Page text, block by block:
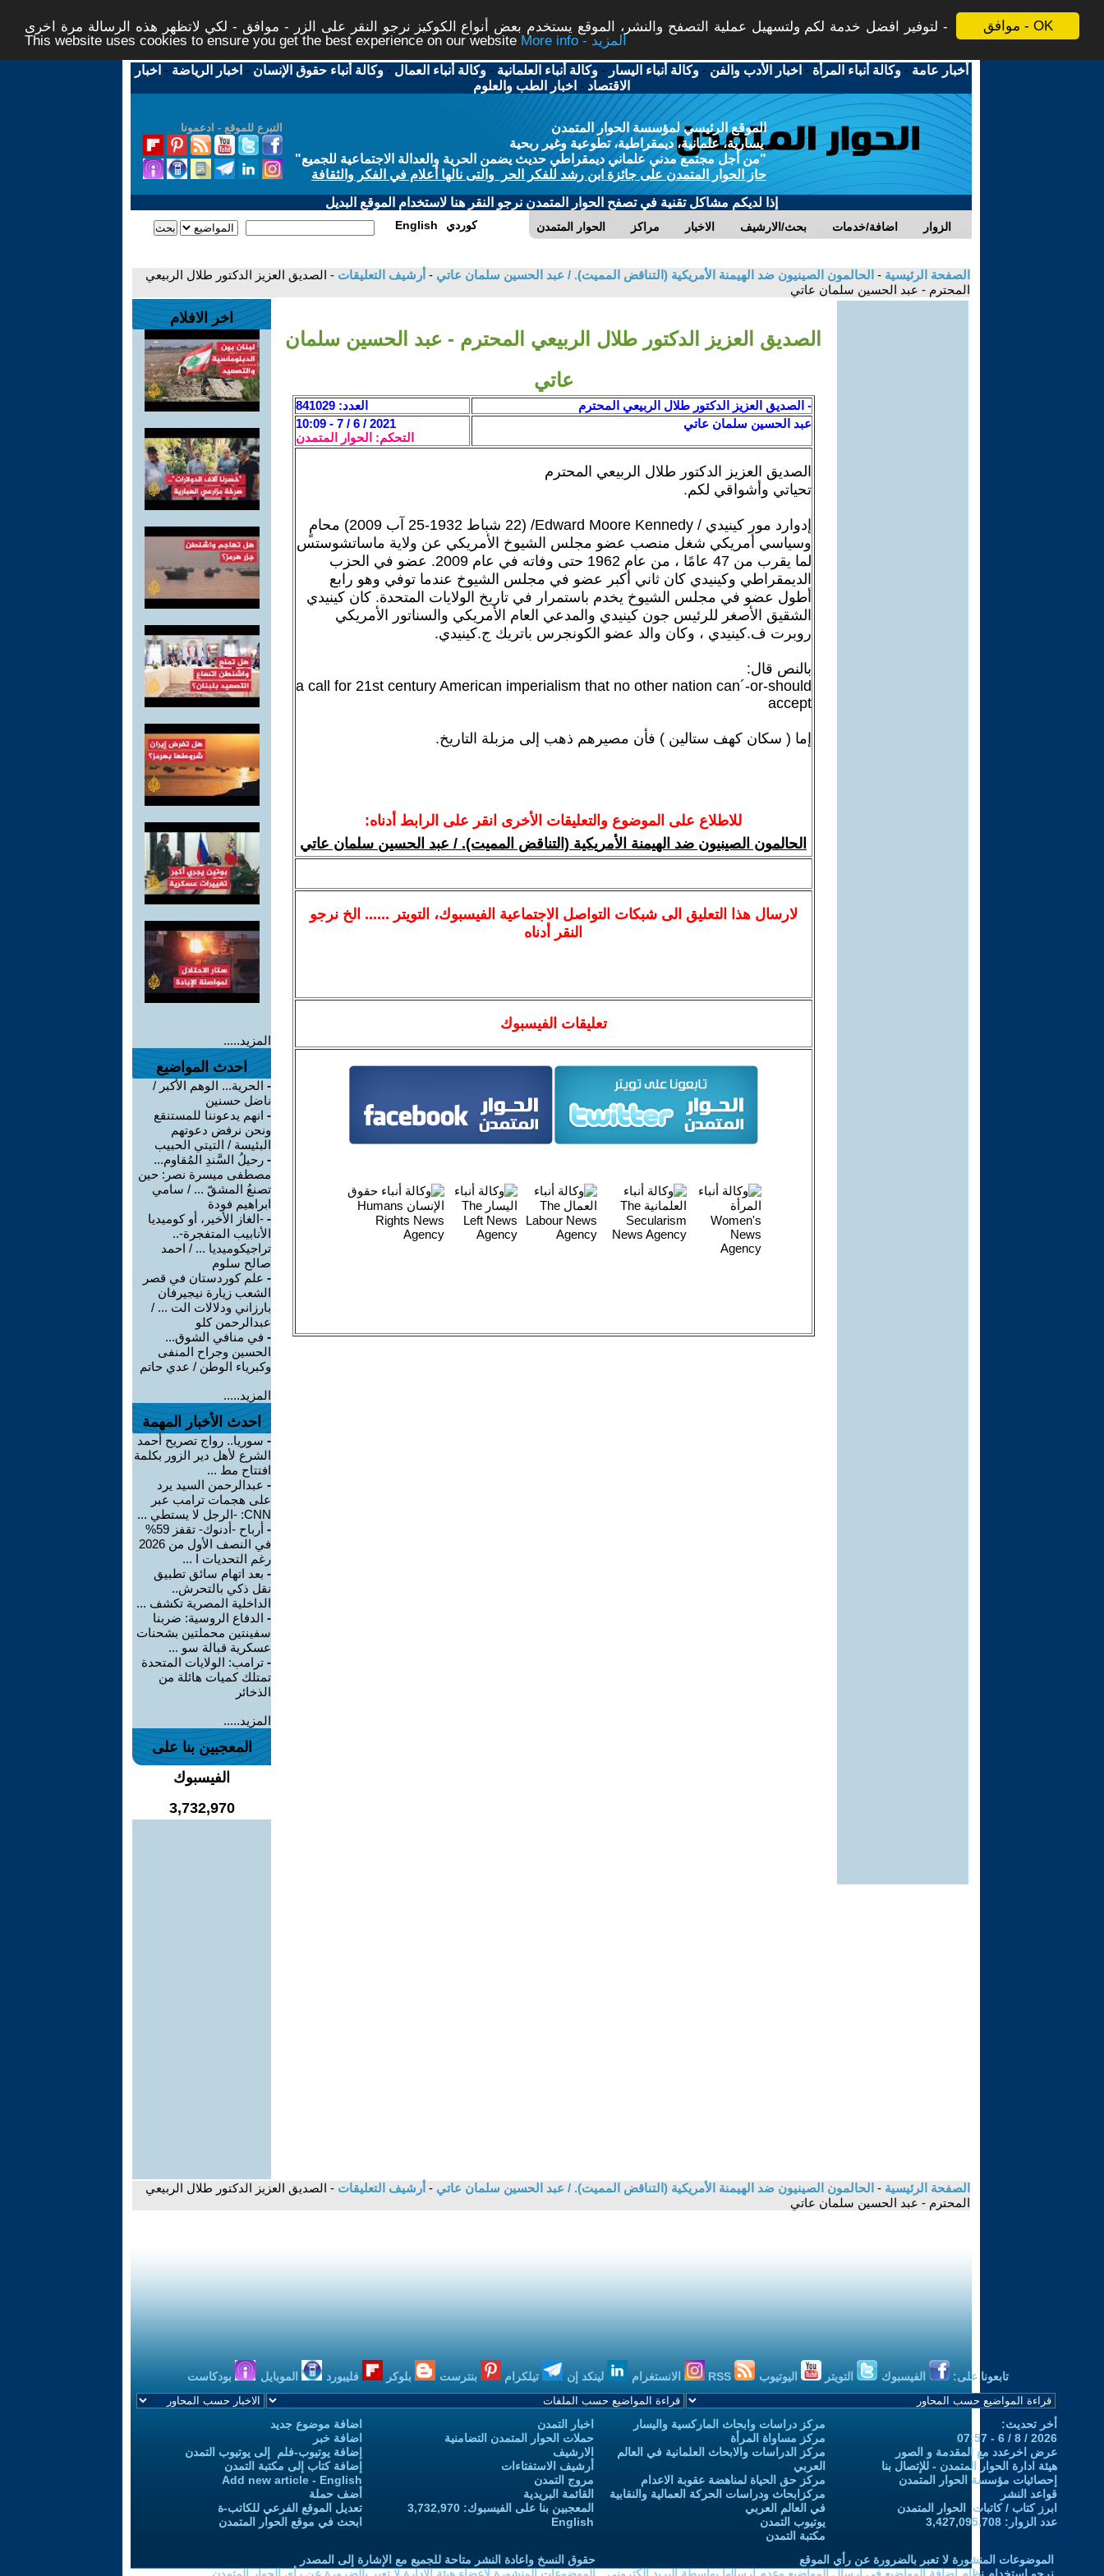
موافق - OK
لتوفير افضل خدمة لكم ولتسهيل عملية التصفح والنشر، الموقع يستخدم بعض أنواع الكوكيز نرجو النقر على الزر - موافق - لكي لاتظهر هذه الرسالة مرة اخرى -
This website uses cookies to ensure you get the best experience on our website
More info - المزيد
أخبار عامة -وكالة أنباء المرأة - اخبار الأدب والفن -وكالة أنباء اليسار -وكالة أنباء العلمانية -وكالة أنباء العمال -وكالة أنباء حقوق الإنسان - اخبار الرياضة - اخبار
الاقتصاد - اخبار الطب والعلوم
التبرع للموقع - ادعمونا
الموقع الرئيسي لمؤسسة الحوار المتمدن
يسارية، علمانية، ديمقراطية، تطوعية وغير ربحية
"من أجل مجتمع مدني علماني ديمقراطي حديث يضمن الحرية والعدالة الاجتماعية للجميع"
حاز الحوار المتمدن على جائزة ابن رشد للفكر الحر والتى نالها أعلام في الفكر والثقافة
إذا لديكم مشاكل تقنية في تصفح الحوار المتمدن نرجو النقر هنا لاستخدام الموقع البديل
الحوار المتمدن مراكز الاخبار بحث/الارشيف اضافة/خدمات الزوار English كوردي
الصفحة الرئيسية - الحالمون الصينيون ضد الهيمنة الأمريكية (التناقض المميت). / عبد الحسين سلمان عاتي - أرشيف التعليقات - الصديق العزيز الدكتور طلال الربيعي
المحترم - عبد الحسين سلمان عاتي
الصديق العزيز الدكتور طلال الربيعي المحترم - عبد الحسين سلمان
عاتي
- الصديق العزيز الدكتور طلال الربيعي المحترم
العدد: 841029
عبد الحسين سلمان عاتي
2021 / 6 / 7 - 10:09
التحكم: الحوار المتمدن
الصديق العزيز الدكتور طلال الربيعي المحترم
تحياتي وأشواقي لكم.
إدوارد مور كينيدي / Edward Moore Kennedy/ (22 شباط 1932-25 آب 2009) محامٍ
وسياسي أمريكي شغل منصب عضو مجلس الشيوخ الأمريكي عن ولاية ماساتشوستس
لما يقرب من 47 عامًا ، من عام 1962 حتى وفاته في عام 2009. عضو في الحزب
الديمقراطي وكينيدي كان ثاني أكبر عضو في مجلس الشيوخ عندما توفي وهو رابع
أطول عضو في مجلس الشيوخ يخدم باستمرار في تاريخ الولايات المتحدة. كان كينيدي
الشقيق الأصغر للرئيس جون كينيدي والمدعي العام الأمريكي والسناتور الأمريكي
روبرت ف.كينيدي ، وكان والد عضو الكونجرس باتريك ج.كينيدي.
بالنص قال:
a call for 21st century American imperialism that no other nation can´-or-should
accept
إما ( سكان كهف ستالين ) فأن مصيرهم ذهب إلى مزبلة التاريخ.
للاطلاع على الموضوع والتعليقات الأخرى انقر على الرابط أدناه:
الحالمون الصينيون ضد الهيمنة الأمريكية (التناقض المميت). / عبد الحسين سلمان عاتي
لارسالهذا التعليق الى شبكات التواصل الاجتماعية الفيسبوك، التويتر ...... الخ نرجو
النقر أدناه
تعليقات الفيسبوك
اخر الافلام
المزيد.....
احدث المواضيع
- الحرية... الوهم الأكبر /
ناضل حسنين
- انهم يدعوننا للمستنقع
ونحن نرفض دعوتهم
البئيسة / التيتي الحبيب
- رحيلُ السَّندِ المُقاوم...
مصطفى ميسرة نصر: حين
تصنعُ المشقّ ... / سامي
ابراهيم فودة
- -الغاز الأخير، أو كوميديا
الأنابيب المتفجرة-..
تراجيكوميديا ... / احمد
صالح سلوم
- علم كوردستان في قصر
الشعب زيارة نيجيرفان
بارزاني ودلالات الت ... /
عبدالرحمن كلو
- في منافي الشوق...
الحسين وجراح المنفى
وكبرياء الوطن / عدي حاتم
المزيد.....
احدث الأخبار المهمة
- سوريا.. رواج تصريح أحمد
الشرع لأهل دير الزور بكلمة
افتتاح مط ...
- عبدالرحمن السيد يرد
على هجمات ترامب عبر
CNN: -الرجل لا يستطي ...
-
أرباح -أدنوك- تقفز 59%
في النصف الأول من 2026
رغم التحديات ا ...
- بعد اتهام سائق تطبيق
نقل ذكي بالتحرش..
الداخلية المصرية تكشف ...
- الدفاع الروسية: ضربنا
سفينتين محملتين بشحنات
عسكرية قبالة سو ...
- ترامب: الولايات المتحدة
تمتلك كميات هائلة من
الذخائر
المزيد.....
المعجبين بنا على
الفيسبوك
3,732,970
الصفحة الرئيسية - الحالمون الصينيون ضد الهيمنة الأمريكية (التناقض المميت). / عبد الحسين سلمان عاتي - أرشيف التعليقات - الصديق العزيز الدكتور طلال الربيعي
المحترم - عبد الحسين سلمان عاتي
تابعونا على: الفيسبوك التويتر اليوتيوب الانستغرام لينكد إن تيلكرام بنترست بلوكر فليبورد الموبايل بودكاست
أخر تحديث:
2026 / 8 / 6 - 07:57
عرض اخرعدد مع المقدمة و الصور
هيئة ادارة الحوار المتمدن - للإتصال بنا
إحصائيات مؤسسة الحوار المتمدن
قواعد النشر
ابرز كتاب / كاتبات الحوار المتمدن
عدد الزوار: 3,427,095,708
مركز دراسات وابحاث الماركسية واليسار
مركز مساواة المرأة
مركز الدراسات والابحاث العلمانية في العالم
العربي
مركز حق الحياة لمناهضة عقوبة الاعدام
مركزابحاث ودراسات الحركة العمالية والنقابية
في العالم العربي
يوتيوب التمدن
مكتبة التمدن
اخبار التمدن
حملات الحوار المتمدن التضامنية
الارشيف
أرشيف الاستفتاءات
مروج التمدن
القائمة البريدية
المعجبين بنا على الفيسبوك: 3,732,970
English
اضافة موضوع جديد
اضافة خبر
إضافة يوتيوب-فلم إلى يوتيوب التمدن
إضافة كتاب إلى مكتبة التمدن
Add new article - English
أضف حملة
تعديل الموقع الفرعي للكاتب-ة
ابحث في موقع الحوار المتمدن
الموضوعات المنشورة لا تعبر بالضرورة عن رأي الموقع
حقوق النسخ واعادة النشر متاحة للجميع مع الإشارة إلى المصدر